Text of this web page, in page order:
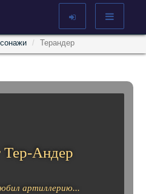
Терандер
Тер-Андер
артиллерию...